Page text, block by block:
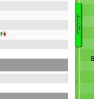
E
L
C
H
E